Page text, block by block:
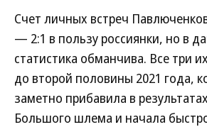
Счет личных встреч
— 2:1 в пользу россиянки, но в
статистика обманчива. Все три
до второй половины 2021 года,
заметно прибавила в
Большого шлема и начала